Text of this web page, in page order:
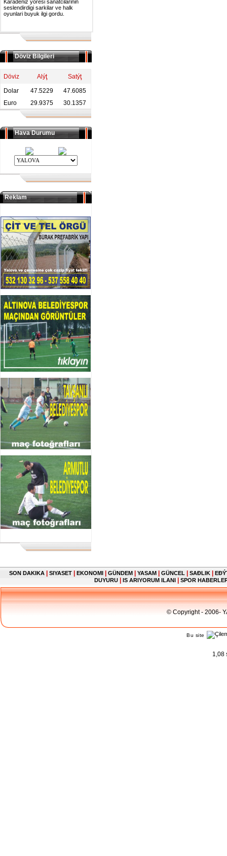
Karadeniz yoresi sanatcilarinin
seslendirdigi sarkilar ve halk
oyunlari buyuk ilgi gordu.
Döviz Bilgileri
Döviz Alýţ
Satýţ
Dolar
47.5229
47.6085
Euro
29.9375 30.1357
Hava Durumu
Reklam
SON DAKIKA SIYASET EKONOMI GÜNDEM YASAM GÜNCEL SAĐLIK
DUYURU
IS ARIYORUM ILANI SPOR
© Copyright - 2006-
Bu site
1,08